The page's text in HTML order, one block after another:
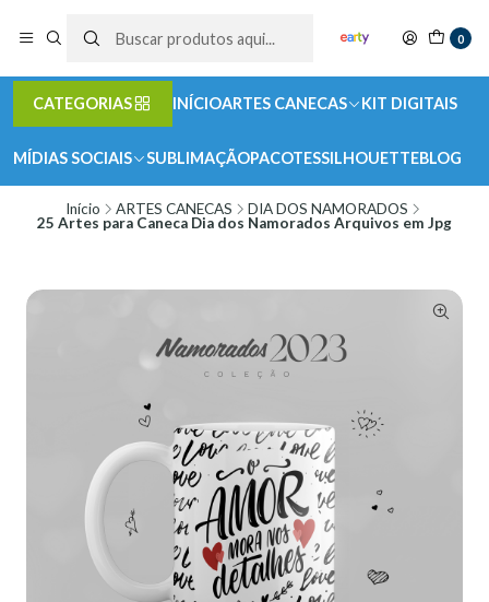
0
CATEGORIAS INÍCIOARTES CANECAS KIT DIGITAIS
MÍDIAS SOCIAIS SUBLIMAÇÃOPACOTESSILHOUETTEBLOG
Início ARTES CANECAS
DIA DOS NAMORADOS
25 Artes para Caneca Dia dos Namorados Arquivos em Jpg